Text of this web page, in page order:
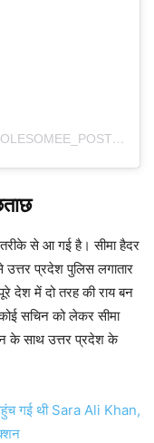
A POST SHARED BY KUNUU🥰 (@WHOLESOMEE_POSTING)
तरीके से आ गई है। सीमा हैदर
प्रदेश पुलिस लगातार
देश में दो तरह की राय बन
सचिन को लेकर सीमा
के साथ उत्तर प्रदेश के
गई थी Sara Ali Khan,